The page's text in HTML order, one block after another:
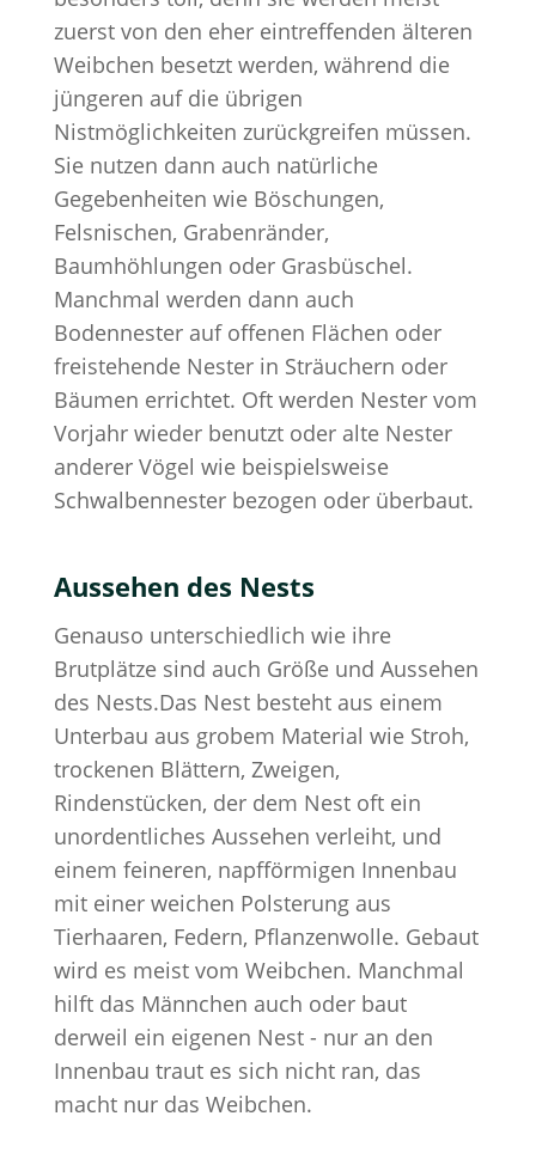
zuerst von den eher eintreffenden älteren
Weibchen besetzt werden, während die
jüngeren auf die übrigen
Nistmöglichkeiten zurückgreifen müssen.
Sie nutzen dann auch natürliche
Gegebenheiten wie Böschungen,
Felsnischen, Grabenränder,
Baumhöhlungen oder Grasbüschel.
Manchmal werden dann auch
Bodennester auf offenen Flächen oder
freistehende Nester in Sträuchern oder
Bäumen errichtet. Oft werden Nester vom
Vorjahr wieder benutzt oder alte Nester
anderer Vögel wie beispielsweise
Schwalbennester bezogen oder überbaut.
Aussehen des Nests
Genauso unterschiedlich wie ihre
Brutplätze sind auch Größe und Aussehen
des Nests.Das Nest besteht aus einem
Unterbau aus grobem Material wie Stroh,
trockenen Blättern, Zweigen,
Rindenstücken, der dem Nest oft ein
unordentliches Aussehen verleiht, und
einem feineren, napfförmigen Innenbau
mit einer weichen Polsterung aus
Tierhaaren, Federn, Pflanzenwolle. Gebaut
wird es meist vom Weibchen. Manchmal
hilft das Männchen auch oder baut
derweil ein eigenen Nest - nur an den
Innenbau traut es sich nicht ran, das
macht nur das Weibchen.